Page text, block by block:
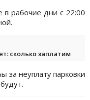
рабочие дни с 22:00
сколько заплатим
за неуплату парковки